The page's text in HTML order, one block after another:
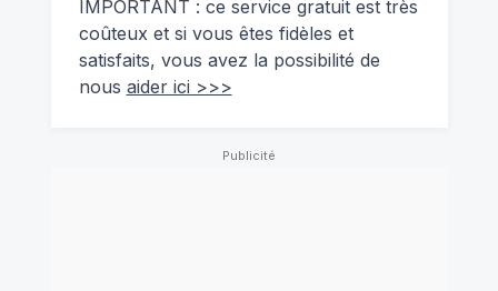
IMPORTANT : ce service gratuit est très
coûteux et si vous êtes fidèles et
satisfaits, vous avez la possibilité de
nous aider ici >>>